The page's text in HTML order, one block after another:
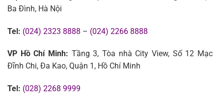
Ba Đình, Hà Nội
Tel: (024) 2323 8888 – (024) 2266 8888
VP Hồ Chí Minh: Tầng 3, Tòa nhà City View, Số 12 Mạc
Đĩnh Chi, Đa Kao, Quận 1, Hồ Chí Minh
Tel: (028) 2268 9999